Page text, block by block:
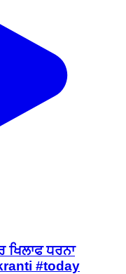
ਖਿਲਾਫ ਧਰਨਾ
#today